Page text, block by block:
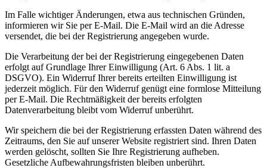
Im Falle wichtiger Änderungen, etwa aus technischen Gründen,
informieren wir Sie per E-Mail. Die E-Mail wird an die Adresse
versendet, die bei der Registrierung angegeben wurde.
Die Verarbeitung der bei der Registrierung eingegebenen Daten
erfolgt auf Grundlage Ihrer Einwilligung (Art. 6 Abs. 1 lit. a
DSGVO). Ein Widerruf Ihrer bereits erteilten Einwilligung ist
jederzeit möglich. Für den Widerruf genügt eine formlose Mitteilung
per E-Mail. Die Rechtmäßigkeit der bereits erfolgten
Datenverarbeitung bleibt vom Widerruf unberührt.
Wir speichern die bei der Registrierung erfassten Daten während des
Zeitraums, den Sie auf unserer Website registriert sind. Ihren Daten
werden gelöscht, sollten Sie Ihre Registrierung aufheben.
Gesetzliche Aufbewahrungsfristen bleiben unberührt.